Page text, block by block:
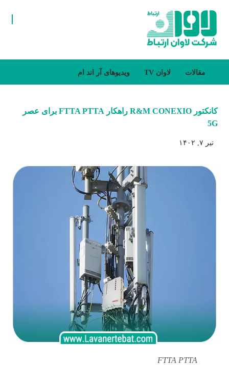
مقالات لاوان TV ویدیو‌های آر اند ام
کانکتور R&M CONEXIO راهکار FTTA PTTA برای عصر
5G
تیر ۷, ۱۴۰۲
FTTA PTTA